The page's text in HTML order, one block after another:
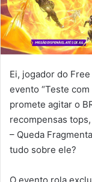
Ei, jogador do
evento “Teste
promete agitar o
recompensas
– Queda
tudo sobre ele?